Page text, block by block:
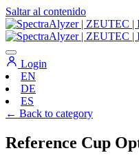
Saltar al contenido
Navegación
principal
Login
EN
DE
ES
← Back to category
Reference Cup